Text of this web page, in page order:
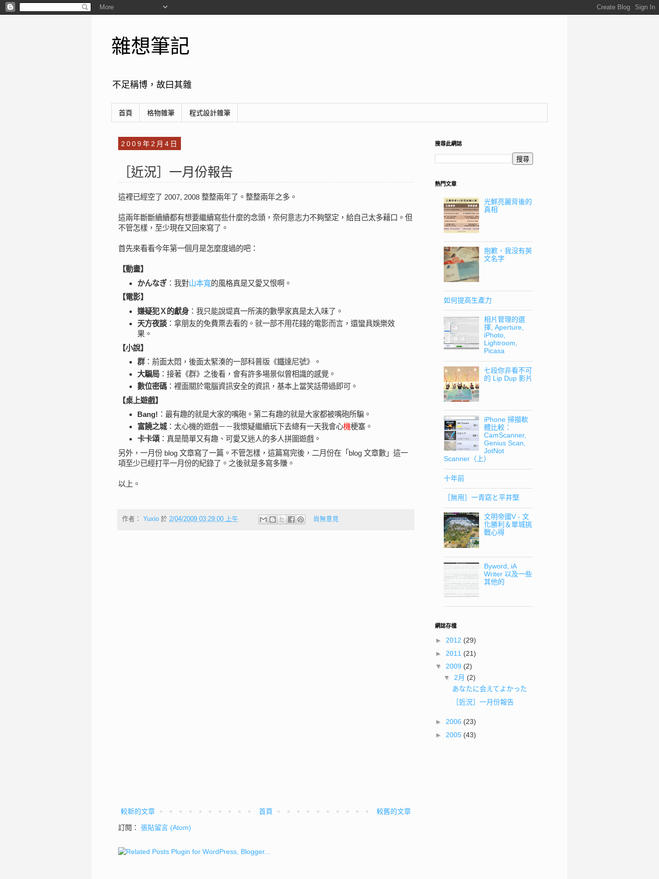
雜想筆記
不足稱博，故曰其雜
首頁 格物雜筆 程式設計雜筆
2009年2月4日
［近況］一月份報告
這裡已經空了 2007, 2008 整整兩年了。整整兩年之多。
這兩年斷斷續續都有想要繼續寫些什麼的念頭，奈何意志力不夠堅定，給自己太多藉口。但
不管怎樣，至少現在又回來寫了。
首先來看看今年第一個月是怎麼度過的吧：
【動畫】
かんなぎ：我對山本寬的風格真是又愛又恨啊。
【電影】
嫌疑犯Ｘ的獻身：我只能說堤真一所演的數學家真是太入味了。
天方夜談：拿朋友的免費票去看的。就一部不用花錢的電影而言，還蠻具娛樂效
果。
【小說】
群：前面太悶，後面太緊湊的一部科普版《鐵達尼號》。
大騙局：接著《群》之後看，會有許多場景似曾相識的感覺。
數位密碼：裡面關於電腦資訊安全的資訊，基本上當笑話帶過即可。
【桌上遊戲】
Bang! ：最有趣的就是大家的嘴砲。第二有趣的就是大家都被嘴砲所騙。
富饒之城：太心機的遊戲－－我懷疑繼續玩下去總有一天我會心機梗塞。
卡卡頌：真是簡單又有趣、可愛又迷人的多人拼圖遊戲。
另外，一月份 blog 文章寫了一篇。不管怎樣，這篇寫完後，二月份在「blog 文章數」這一
項至少已經打平一月份的紀錄了。之後就是多寫多賺。
以上。
作者： Yuxio 於 2/04/2009 03:29:00 上午 尚無意見
較新的文章 較舊的文章
首頁
訂閱： 張貼留言 (Atom)
搜尋此網誌
熱門文章
光鮮亮麗背後的
真相
抱歉，我沒有英
文名字
如何提高生產力
相片管理的選
擇, Aperture,
iPhoto,
Lightroom,
Picasa
七段你非看不可
的 Lip Dup 影片
iPhone 掃描軟
體比較：
CamScanner,
Genius Scan,
JotNot
Scanner（上）
十年前
［無用］一青窈と平井堅
文明帝國V - 文
化勝利＆單城挑
戰心得
Byword, iA
Writer 以及一些
其他的
網誌存檔
► 2012 (29)
► 2011 (21)
▼ 2009 (2)
▼ 2月 (2)
あなたに会えてよかった
［近況］一月份報告
► 2006 (23)
► 2005 (43)